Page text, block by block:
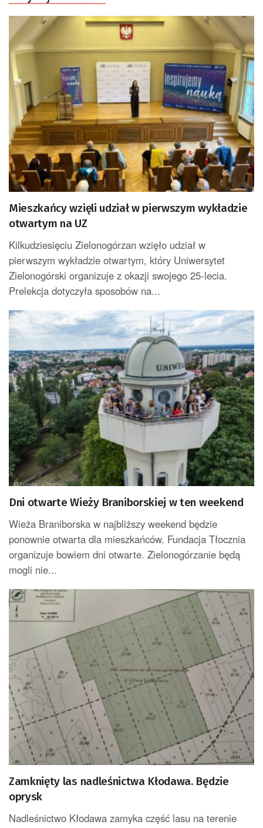
Mieszkańcy wzięli udział w pierwszym wykładzie
otwartym na UZ
Kilkudziesięciu Zielonogórzan wzięło udział w
pierwszym wykładzie otwartym, który Uniwersytet
Zielonogórski organizuje z okazji swojego 25-lecia.
Prelekcja dotyczyła sposobów na...
Dni otwarte Wieży Braniborskiej w ten weekend
Wieża Braniborska w najbliższy weekend będzie
ponownie otwarta dla mieszkańców. Fundacja Tłocznia
organizuje bowiem dni otwarte. Zielonogórzanie będą
mogli nie...
Zamknięty las nadleśnictwa Kłodawa. Będzie
oprysk
Nadleśnictwo Kłodawa zamyka część lasu na terenie